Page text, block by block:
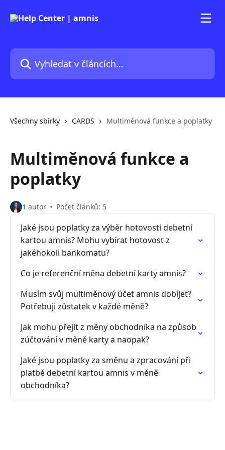
Vyhledat v článcích…
Všechny sbírky CARDS Multiměnová funkce a poplatky
Multiměnová funkce a
poplatky
1 autor Počet článků: 5
Jaké jsou poplatky za výběr hotovosti debetní
kartou amnis? Mohu vybírat hotovost z
jakéhokoli bankomatu?
Co je referenční měna debetní karty amnis?
Musím svůj multiměnový účet amnis dobíjet?
Potřebuji zůstatek v každé měně?
Jak mohu přejít z měny obchodníka na způsob
zúčtování v měně karty a naopak?
Jaké jsou poplatky za směnu a zpracování při
platbě debetní kartou amnis v měně
obchodníka?